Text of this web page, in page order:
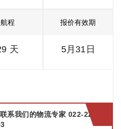
航程
天
报价有效期
5月31日
系我们的物流专家 022-2299